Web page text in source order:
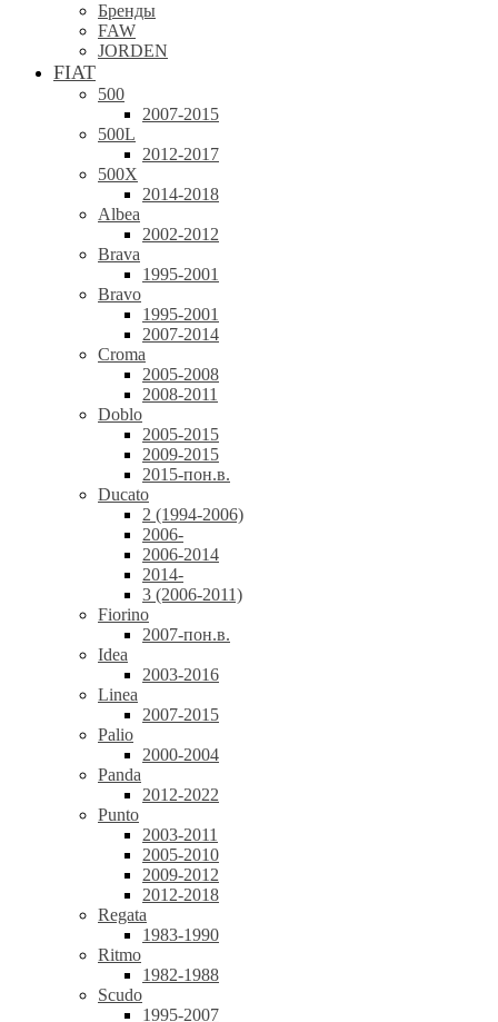
Бренды
FAW
JORDEN
FIAT
500
2007-2015
500L
2012-2017
500X
2014-2018
Albea
2002-2012
Brava
1995-2001
Bravo
1995-2001
2007-2014
Croma
2005-2008
2008-2011
Doblo
2005-2015
2009-2015
2015-пон.в.
Ducato
2 (1994-2006)
2006-
2006-2014
2014-
3 (2006-2011)
Fiorino
2007-пон.в.
Idea
2003-2016
Linea
2007-2015
Palio
2000-2004
Panda
2012-2022
Punto
2003-2011
2005-2010
2009-2012
2012-2018
Regata
1983-1990
Ritmo
1982-1988
Scudo
1995-2007